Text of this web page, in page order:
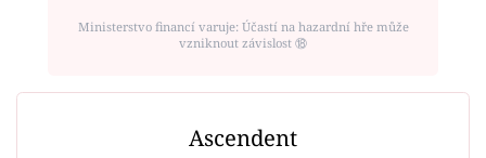
Ministerstvo financí varuje: Účastí na hazardní hře může
vzniknout závislost ⑱
Ascendent